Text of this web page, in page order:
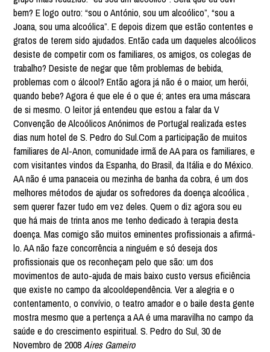
bem? E logo outro: “sou o António, sou um alcoólico”, “sou a
Joana, sou uma alcoólica”. E depois dizem que estão contentes e
gratos de terem sido ajudados. Então cada um daqueles alcoólicos
desiste de competir com os familiares, os amigos, os colegas de
trabalho? Desiste de negar que têm problemas de bebida,
problemas com o álcool? Então agora já não é o maior, um herói,
quando bebe? Agora é que ele é o que é; antes era uma máscara
de si mesmo. O leitor já entendeu que estou a falar da V
Convenção de Alcoólicos Anónimos de Portugal realizada estes
dias num hotel de S. Pedro do Sul.Com a participação de muitos
familiares de Al-Anon, comunidade irmã de AA para os familiares, e
com visitantes vindos da Espanha, do Brasil, da Itália e do México.
AA não é uma panaceia ou mezinha de banha da cobra, é um dos
melhores métodos de ajudar os sofredores da doença alcoólica ,
sem querer fazer tudo em vez deles. Quem o diz agora sou eu
que há mais de trinta anos me tenho dedicado à terapia desta
doença. Mas comigo são muitos eminentes profissionais a afirmá-
lo. AA não faze concorrência a ninguém e só deseja dos
profissionais que os reconheçam pelo que são: um dos
movimentos de auto-ajuda de mais baixo custo versus eficiência
que existe no campo da alcooldependência. Ver a alegria e o
contentamento, o convívio, o teatro amador e o baile desta gente
mostra mesmo que a pertença a AA é uma maravilha no campo da
saúde e do crescimento espiritual. S. Pedro do Sul, 30 de
Novembro de 2008Aires Gameiro